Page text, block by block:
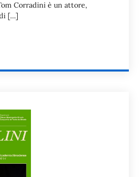
Corradini è un attore,
[…]